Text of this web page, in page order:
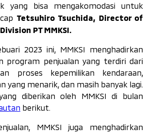
yang bisa mengakomodasi untuk
Tetsuhiro Tsuchida, Director of
PT MMKSI.
2023 ini, MMKSI menghadirkan
program penjualan yang terdiri dari
proses kepemilikan kendaraan,
yang menarik, dan masih banyak lagi.
diberikan oleh MMKSI di bulan
berikut.
MMKSI juga menghadirkan